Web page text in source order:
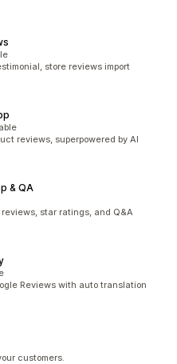
store reviews import
reviews, superpowered by AI
& QA
star ratings, and Q&A
Reviews with auto translation
customers.